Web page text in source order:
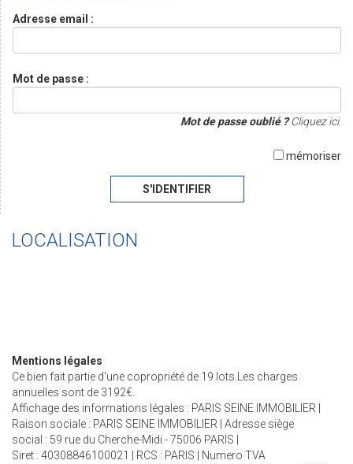
Adresse email :
Mot de passe :
Mot de passe oublié ?Cliquez ici.
mémoriser
S'IDENTIFIER
LOCALISATION
Mentions légales
Ce bien fait partie d'une copropriété de 19 lots.Les charges
annuelles sont de 3192€.
Affichage des informations légales : PARIS SEINE IMMOBILIER |
Raison sociale : PARIS SEINE IMMOBILIER | Adresse siège
social : 59 rue du Cherche-Midi - 75006 PARIS |
Siret : 40308846100021 | RCS : PARIS | Numero TVA